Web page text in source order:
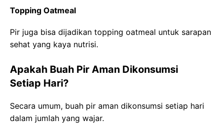
Topping Oatmeal
Pir juga bisa dijadikan topping oatmeal untuk sarapan
sehat yang kaya nutrisi.
Apakah Buah Pir Aman Dikonsumsi
Setiap Hari?
Secara umum, buah pir aman dikonsumsi setiap hari
dalam jumlah yang wajar.